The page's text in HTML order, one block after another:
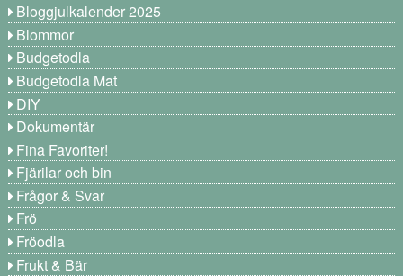
Bloggjulkalender 2025
Blommor
Budgetodla
Budgetodla Mat
DIY
Dokumentär
Fina Favoriter!
Fjärilar och bin
Frågor & Svar
Frö
Fröodla
Frukt & Bär